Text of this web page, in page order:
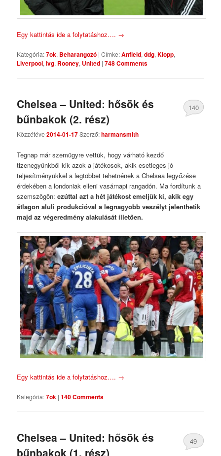
Egy kattintás ide a folytatáshoz…. →
Kategória:7ok, Beharangozó |Címke:Anfield,ddg,Klopp,
Liverpool,lvg, Rooney, United |748 Comments
Chelsea – United: hősök és
bűnbakok (2. rész)
Közzétéve2014-01-17Szerző:harmansmith
140
Tegnap már szemügyre vettük, hogy várható kezdő
tizenegyünkből kik azok a játékosok, akik esetleges jó
teljesítményükkel a legtöbbet tehetnének a Chelsea legyőzése
érdekében a londoniak elleni vasárnapi rangadón. Ma fordítunk a
szemszögön:ezúttal azt a hét játékost emeljük ki, akik egy
átlagon aluli produkcióval a legnagyobb veszélyt jelenthetik
majd az végeredmény alakulását illetően.
Egy kattintás ide a folytatáshoz…. →
Kategória:7ok |140 Comments
Chelsea – United: hősök és
bűnbakok (1. rész)
49